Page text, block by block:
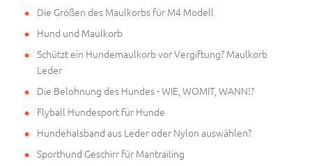
Die Größen des Maulkorbs für M4 Modell
Hund und Maulkorb
Schützt ein Hundemaulkorb vor Vergiftung? Maulkorb
Leder
Die Belohnung des Hundes - WIE, WOMIT, WANN!?
Flyball Hundesport für Hunde
Hundehalsband aus Leder oder Nylon auswählen?
Sporthund Geschirr für Mantrailing